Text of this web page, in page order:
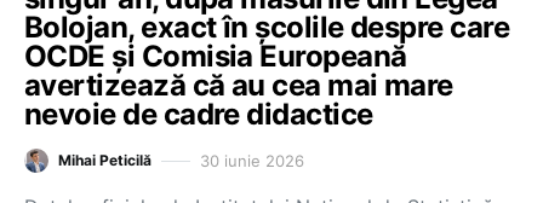
Bolojan, exact în școlile despre care
OCDE și Comisia Europeană
avertizează că au cea mai mare
nevoie de cadre didactice
Mihai Peticilă 30 iunie 2026